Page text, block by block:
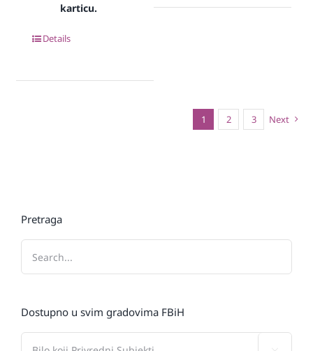
karticu.
Details
1 2 3 Next
Pretraga
Dostupno u svim gradovima FBiH